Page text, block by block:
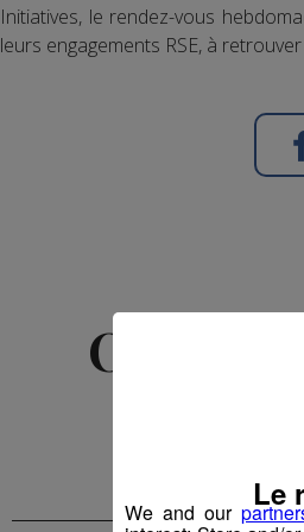
Initiatives, le rendez-vous
leurs engagements RSE, à
Offre
We and our Le